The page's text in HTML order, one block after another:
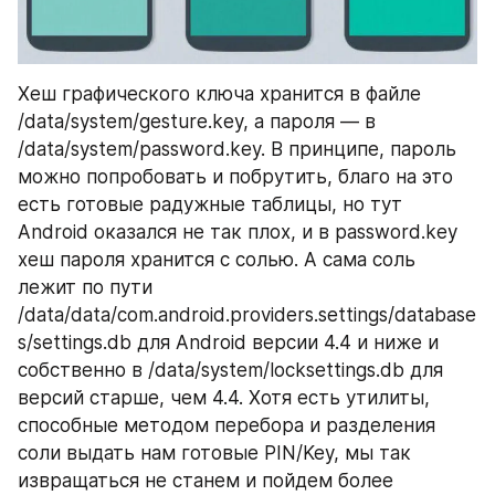
Хеш графического ключа хранится в файле
/data/system/gesture.key, а пароля — в
/data/system/password.key. В принципе, пароль
можно попробовать и побрутить, благо на это
есть готовые радужные таблицы, но тут
Android оказался не так плох, и в password.key
хеш пароля хранится с солью. А сама соль
лежит по пути
/data/data/com.android.providers.settings/database
s/settings.db для Android версии 4.4 и ниже и
собственно в /data/system/locksettings.db для
версий старше, чем 4.4. Хотя есть утилиты,
способные методом перебора и разделения
соли выдать нам готовые PIN/Key, мы так
извращаться не станем и пойдем более